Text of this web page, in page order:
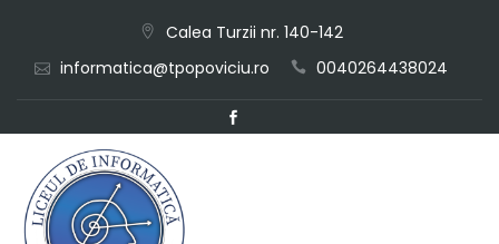
content
Calea Turzii nr. 140-142
informatica@tpopoviciu.ro
0040264438024